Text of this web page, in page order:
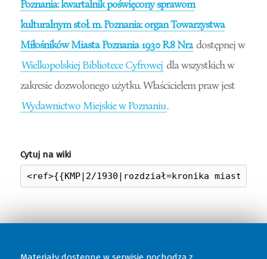
Poznania: kwartalnik poświęcony sprawom
kulturalnym stoł. m. Poznania: organ Towarzystwa
Miłośników Miasta Poznania 1930 R.8 Nr2 dostępnej w
Wielkopolskiej Bibliotece Cyfrowej dla wszystkich w
zakresie dozwolonego użytku. Właścicielem praw jest
Wydawnictwo Miejskie w Poznaniu.
Cytuj na wiki